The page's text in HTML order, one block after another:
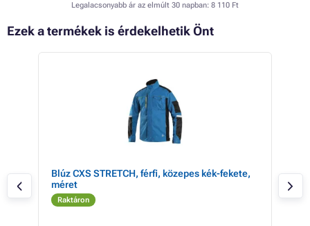
Legalacsonyabb ár az elmúlt 30 napban: 8 110 Ft
Ezek a termékek is érdekelhetik Önt
Blúz CXS STRETCH, férfi, közepes kék-fekete,
méret
Raktáron